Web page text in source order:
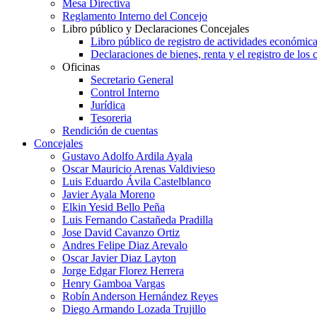
Mesa Directiva
Reglamento Interno del Concejo
Libro público y Declaraciones Concejales
Libro público de registro de actividades
Declaraciones de bienes, renta y el registro de los
Oficinas
Secretario General
Control Interno
Jurídica
Tesoreria
Rendición de cuentas
Concejales
Gustavo Adolfo Ardila Ayala
Oscar Mauricio Arenas Valdivieso
Luis Eduardo Ávila Castelblanco
Javier Ayala Moreno
Elkin Yesid Bello Peña
Luis Fernando Castañeda Pradilla
Jose David Cavanzo Ortiz
Andres Felipe Diaz Arevalo
Oscar Javier Diaz Layton
Jorge Edgar Florez Herrera
Henry Gamboa Vargas
Robín Anderson Hernández Reyes
Diego Armando Lozada Trujillo